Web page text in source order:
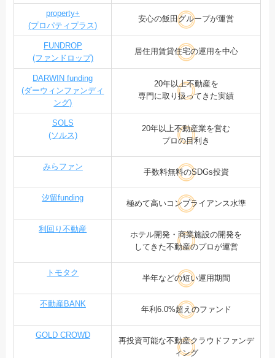
property+
(プロパティプラス)
安心の飯田グループが運営
FUNDROP
(ファンドロップ)
居住用賃貸住宅の運用を中心
DARWIN funding
(ダーウィンファンディ
ング)
20年以上不動産を
専門に取り扱ってきた実績
SOLS
(ソルス)
20年以上不動産業を営む
プロの目利き
みらファン
手数料無料のSDGs投資
汐留funding
極めて高いコンプライアンス水準
利回り不動産
ホテル開発・商業施設の開発を
してきた不動産のプロが運営
トモタク
半年などの短い運用期間
不動産BANK
年利6.0%超えのファンド
GOLD CROWD
再投資可能な不動産クラウドファンデ
ィング